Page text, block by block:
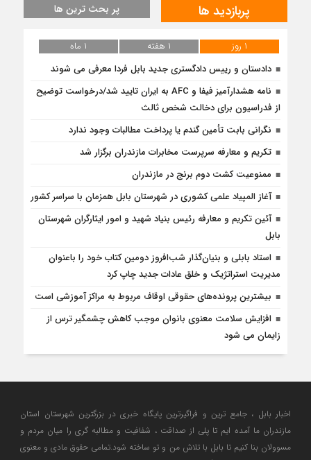
پربازدید ها پر بحث ترین ها
۱ روز ۱ هفته
۱ ماه
دادستان و رییس دادگستری جدید بابل فردا معرفی می شوند
نامه هشدارآمیز فیفا و AFC به ایران تایید شد/درخواست توضیح
از فدراسیون برای دخالت شخص ثالث
نگرانی بابت تأمین گندم یا پرداخت مطالبات وجود ندارد
تکریم و معارفه سرپرست مخابرات مازندران برگزار شد
ممنوعیت کشت دوم برنج در مازندران
آغاز المپیاد علمی کشوری در شهرستان بابل همزمان با سراسر کشور
آئین تکریم و معارفه رئیس بنیاد شهید و امور ایثارگران شهرستان
بابل
استاد بابلی و بنیان‌گذار شب‌افروز دومین کتاب خود را با‌عنوان
مدیریت استراتژیک و خلق عادات جدید چاپ کرد
بیشترین پرونده‌های حقوقی اوقاف مربوط به مراکز آموزشی است
افزایش سلامت معنوی بانوان موجب کاهش چشمگیر ترس از
زایمان می شود
اخبار بابل ، جامع ترین و فراگیرترین پایگاه خبری در بزرگترین شهرستان استان
مازندران ما آمده ایم تا پلی از صداقت ، شفافیت و مطالبه گری را میان مردم و
مسوولان بنا کنیم تا بابل با تلاش من و تو ساخته شود.تمامی حقوق مادی و معنوی